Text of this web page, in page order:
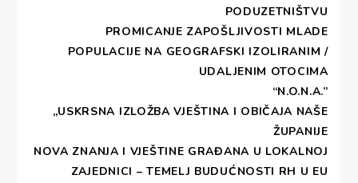
PODUZETNIŠTVU
PROMICANJE ZAPOŠLJIVOSTI MLADE
POPULACIJE NA GEOGRAFSKI IZOLIRANIM /
UDALJENIM OTOCIMA
“N.O.N.A.”
„USKRSNA IZLOŽBA VJEŠTINA I OBIČAJA NAŠE
ŽUPANIJE
NOVA ZNANJA I VJEŠTINE GRAĐANA U LOKALNOJ
ZAJEDNICI – TEMELJ BUDUĆNOSTI RH U EU